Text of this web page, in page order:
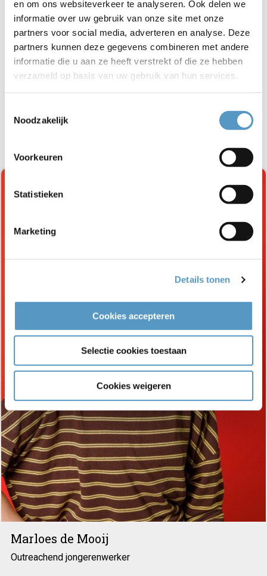
en om ons websiteverkeer te analyseren. Ook delen we
informatie over uw gebruik van onze site met onze
partners voor social media, adverteren en analyse. Deze
partners kunnen deze gegevens combineren met andere
informatie die u aan ze heeft verstrekt of die ze hebben
verzameld op basis van uw gebruik van hun services.
Noodzakelijk
Voorkeuren
Statistieken
Marketing
Details tonen
Cookies accepteren
Selectie cookies toestaan
Cookies weigeren
Project Talent is een samenwerking tussen
Welzijnskwartier, WelzijnsKompas, Welzijn Teylingen,
Welzijn Noordwijk en de deelnemende gemeenten Lisse,
www.projecttalentmdt.nl
. Liever eerst appen of bellen?
Marloes de Mooij
Outreachend jongerenwerker